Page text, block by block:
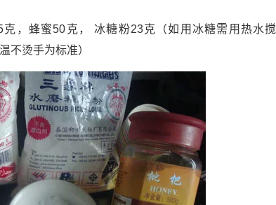
，蜂蜜50克， 冰糖粉23克（如用冰糖需用热水搅
不烫手为标准）